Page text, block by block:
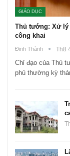
GIÁO DỤC
Thủ tướng: Xử lý
công khai
Đinh Thành Th8
Chỉ đạo của Thủ
phủ thường kỳ